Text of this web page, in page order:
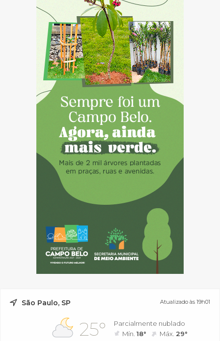
São Paulo, SP Atualizado às 19h01
25°
Parcialmente nublado
Mín.18° Máx. 29°